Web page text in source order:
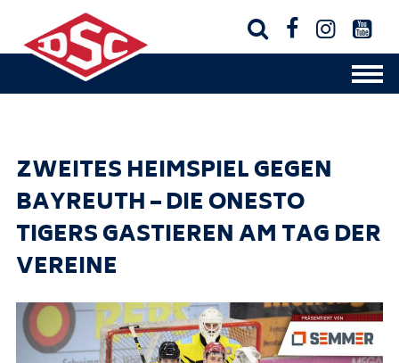
   
ZWEITES HEIMSPIEL GEGEN
BAYREUTH – DIE ONESTO
TIGERS GASTIEREN AM TAG DER
VEREINE